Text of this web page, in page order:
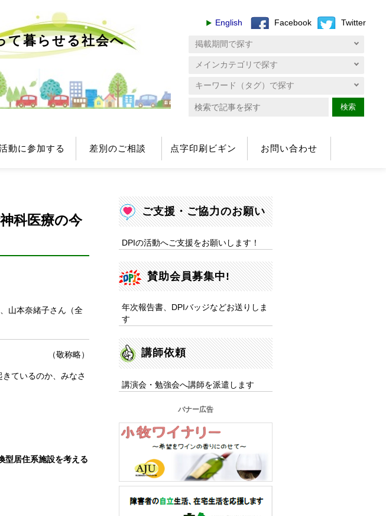
て暮らせる社会へ
English Facebook Twitter
検索
動に参加する 差別のご相談 点字印刷ビギン お問い合わせ
科医療の今
山本奈緒子さん（全
（敬称略）
ているのか、みなさ
型居住系施設を考える
ご支援・ご協力のお願い
DPIの活動へご支援をお願いします！
賛助会員募集中!
年次報告書、DPIバッジなどお送りしま
す
講師依頼
講演会・勉強会へ講師を派遣します
バナー広告